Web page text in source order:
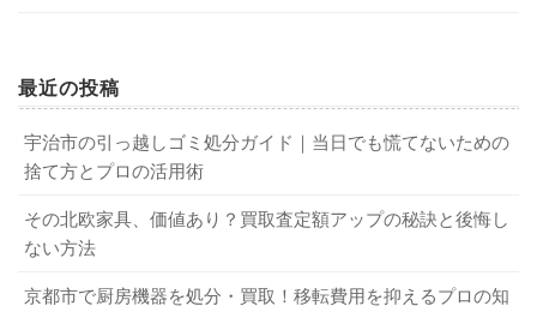
最近の投稿
宇治市の引っ越しゴミ処分ガイド｜当日でも慌てないための
捨て方とプロの活用術
その北欧家具、価値あり？買取査定額アップの秘訣と後悔し
ない方法
京都市で厨房機器を処分・買取！移転費用を抑えるプロの知